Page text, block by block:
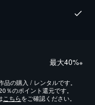
最⼤40%※
の購入 / レンタルです。
％のポイント還元です。
こちらをご確認ください。